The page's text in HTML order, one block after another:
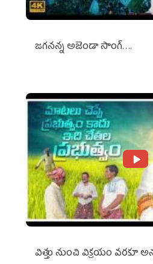
జగనన్న అజెండా సాంగ్….
విత్తు నుంచి విక్రయం వరకూ